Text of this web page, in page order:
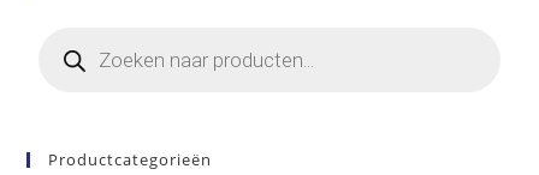
zoeken
Productcategorieën